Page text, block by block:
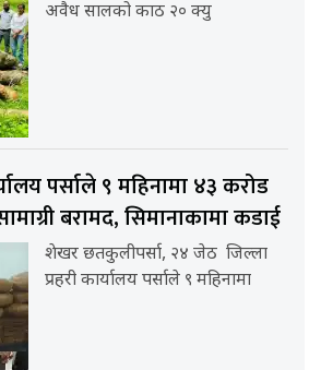
अवैध सालको काठ २० क्यु
पर्साले ९ महिनामा ४३ करोड
बरामद, सिमानाकामा कडाई
शेखर छतकुलीपर्सा, २४ जेठ जिल्ला
प्रहरी कार्यालय पर्साले ९ महिनामा